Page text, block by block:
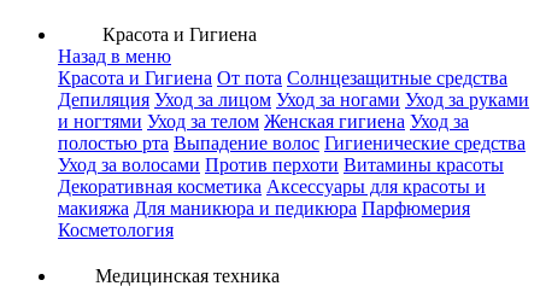
Красота и Гигиена
Назад в меню
Красота и Гигиена От пота Солнцезащитные средства
Депиляция Уход за лицом Уход за ногами Уход за руками
и ногтями Уход за телом Женская гигиена Уход за
полостью рта Выпадение волос Гигиенические средства
Уход за волосами Против перхоти Витамины красоты
Декоративная косметика Аксессуары для красоты и
макияжа Для маникюра и педикюра Парфюмерия
Косметология
Медицинская техника